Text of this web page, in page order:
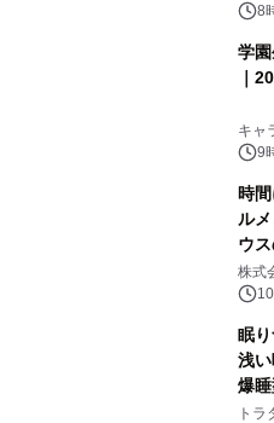
8
学
｜
キャ
デザ
9
時
ル
ウ
サウ
得な
株式
眠
浅
爆
説
トラ